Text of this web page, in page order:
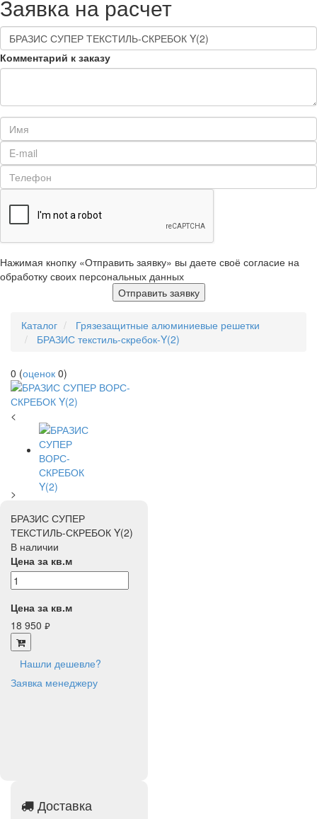
Заявка на расчет
Комментарий к заказу
Нажимая кнопку «Отправить заявку» вы даете своё согласие на
обработку своих персональных данных
Отправить заявку
Каталог
Грязезащитные алюминиевые решетки
БРАЗИС текстиль-скребок-Y(2)
0 (оценок 0)
<
>
БРАЗИС СУПЕР
ТЕКСТИЛЬ-СКРЕБОК Y(2)
В наличии
Цена за кв.м
Цена за кв.м
18 950 руб.
Нашли дешевле?
Заявка менеджеру
Доставка